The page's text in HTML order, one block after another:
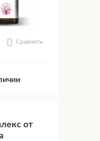
Сравнить
от